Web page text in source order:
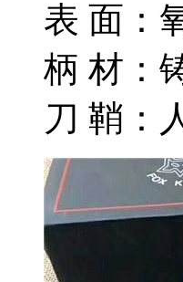
表 面：
柄 材：
刀 鞘：